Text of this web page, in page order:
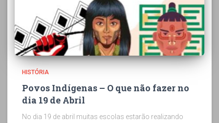
HISTÓRIA
Povos Indígenas – O que não fazer no
dia 19 de Abril
No dia 19 de abril muitas escolas estarão realizando